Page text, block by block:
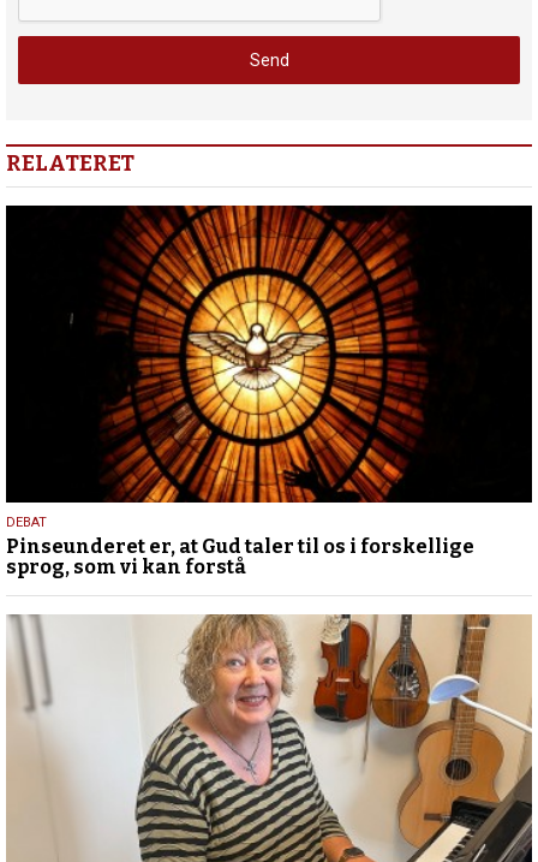
RELATERET
5.
august
2026
DEBAT
Pinseunderet er, at Gud taler til os i forskellige
sprog, som vi kan forstå